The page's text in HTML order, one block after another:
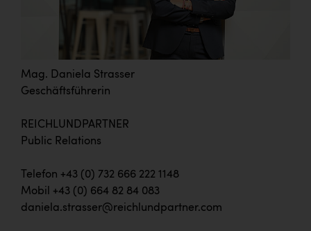
Mag. Daniela Strasser
Geschäftsführerin
REICHLUNDPARTNER
Public Relations
Telefon +43 (0) 732 666 222 1148
Mobil +43 (0) 664 82 84 083
daniela.strasser@reichlundpartner.com